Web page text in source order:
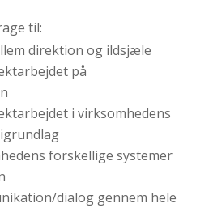
til:
direktion og ildsjæle
på
i virksomhedens
forskellige systemer
dialog gennem hele